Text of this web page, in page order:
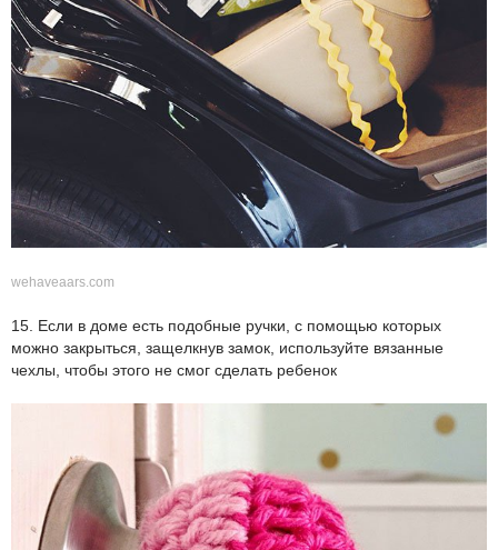
wehaveaars.com
15. Если в доме есть подобные ручки, с помощью которых
можно закрыться, защелкнув замок, используйте вязанные
чехлы, чтобы этого не смог сделать ребенок